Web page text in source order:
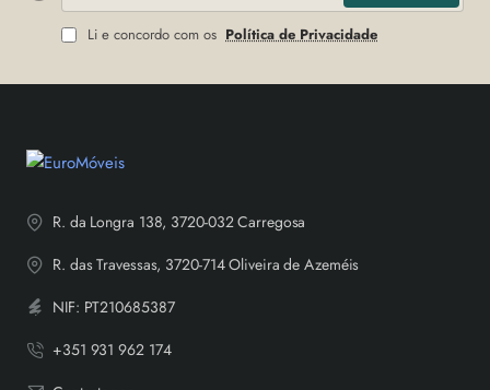
mail
Li e concordo com os Política de Privacidade
R. da Longra 138, 3720-032 Carregosa
R. das Travessas, 3720-714 Oliveira de Azeméis
NIF: PT210685387
+351 931 962 174